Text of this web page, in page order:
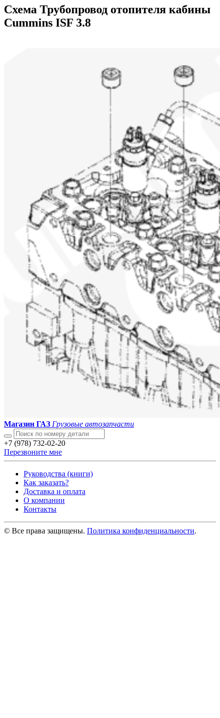
Схема Трубопровод отопителя кабины
Cummins ISF 3.8
Магазин ГАЗ Грузовые автозапчасти
+7 (978) 732-02-20
Перезвоните мне
Руководства (книги)
Как заказать?
Доставка и оплата
О компании
Контакты
© Все права защищены. Политика конфиденциальности.